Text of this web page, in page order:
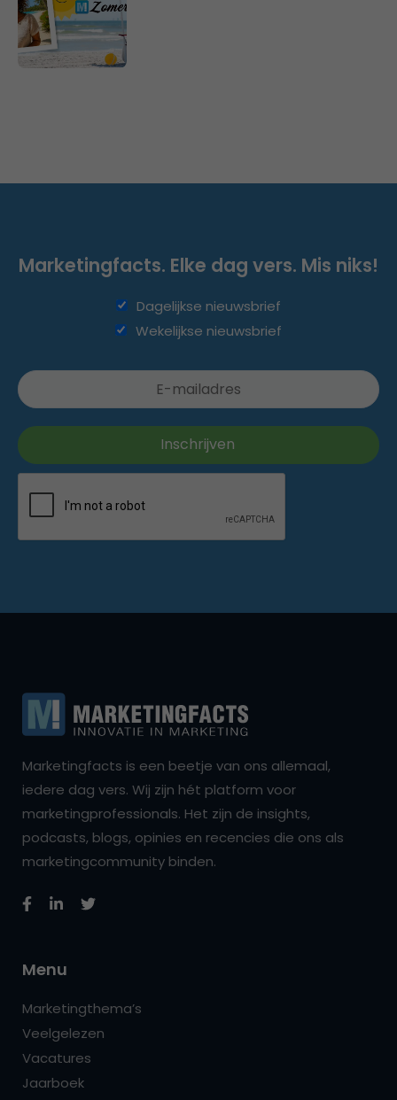
Marketingfacts. Elke dag vers. Mis niks!
Dagelijkse nieuwsbrief
Wekelijkse nieuwsbrief
Marketingfacts is een beetje van ons allemaal,
iedere dag vers. Wij zijn hét platform voor
marketingprofessionals. Het zijn de insights,
podcasts, blogs, opinies en recencies die ons als
marketingcommunity binden.
Menu
Marketingthema’s
Veelgelezen
Vacatures
Jaarboek